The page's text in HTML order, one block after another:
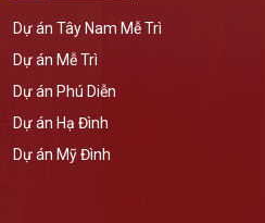
Dự án Tây Nam Mễ Trì
Dự án Mễ Trì
Dự án Phú Diễn
Dự án Hạ Đình
Dự án Mỹ Đình